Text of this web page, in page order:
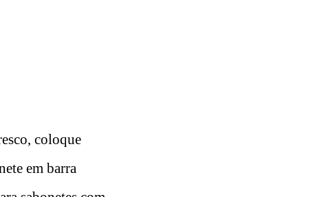
coloque
em barra